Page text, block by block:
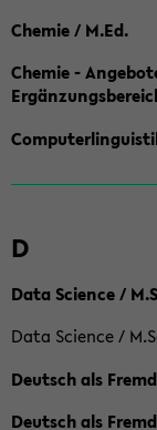
Chemie / M.Ed.
Chemie -
D
Data Science /
Data Science /
Deutsch als
Deutsch als